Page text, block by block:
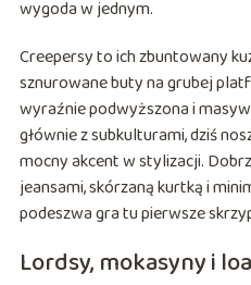
wygoda w jednym.
Creepersy to ich zbuntowany
sznurowane buty na grubej
wyraźnie podwyższona i
głównie z subkulturami, dziś
mocny akcent w stylizacji.
jeansami, skórzaną kurtką i
podeszwa gra tu pierwsze
Lordsy, mokasyny i